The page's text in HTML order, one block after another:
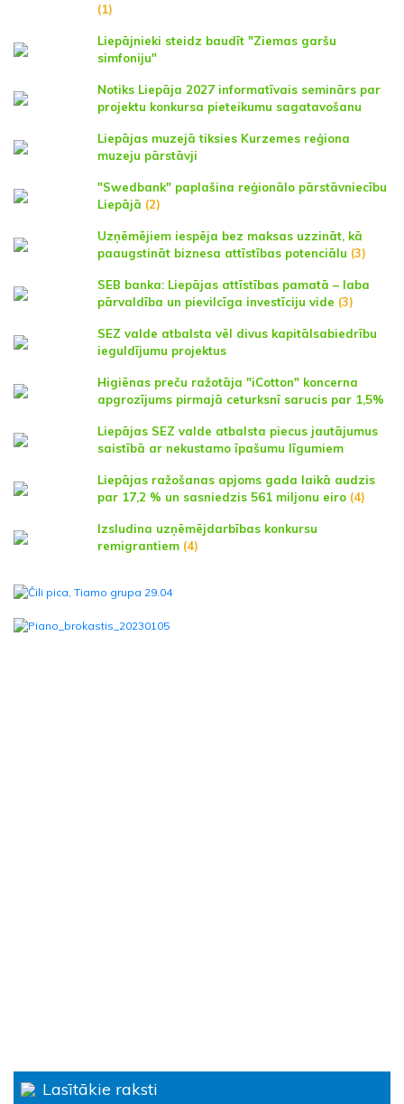
(1)
Liepājnieki steidz baudīt "Ziemas garšu
simfoniju"
Notiks Liepāja 2027 informatīvais seminārs par
projektu konkursa pieteikumu sagatavošanu
Liepājas muzejā tiksies Kurzemes reģiona
muzeju pārstāvji
"Swedbank" paplašina reģionālo pārstāvniecību
Liepājā (2)
Uzņēmējiem iespēja bez maksas uzzināt, kā
paaugstināt biznesa attīstības potenciālu (3)
SEB banka: Liepājas attīstības pamatā – laba
pārvaldība un pievilcīga investīciju vide (3)
SEZ valde atbalsta vēl divus kapitālsabiedrību
ieguldījumu projektus
Higiēnas preču ražotāja "iCotton" koncerna
apgrozījums pirmajā ceturksnī sarucis par 1,5%
Liepājas SEZ valde atbalsta piecus jautājumus
saistībā ar nekustamo īpašumu līgumiem
Liepājas ražošanas apjoms gada laikā audzis
par 17,2 % un sasniedzis 561 miljonu eiro (4)
Izsludina uzņēmējdarbības konkursu
remigrantiem (4)
Lasītākie raksti